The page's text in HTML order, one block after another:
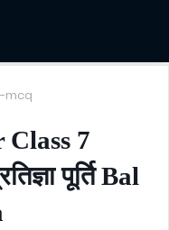
mcq
7
पूर्ति Bal